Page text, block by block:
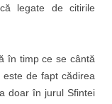
legate de citirile
în timp ce se cântă
este de fapt cădirea
doar în jurul Sfintei